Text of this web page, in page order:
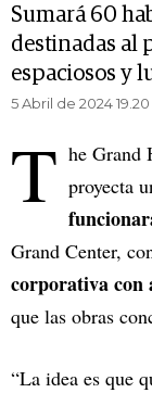
Sumará 60
destinadas al
espaciosos y
5 Abril de 2024 19.20
T he Grand
proyecta
Grand Center,
corporativa con
que las obras
“La idea es que